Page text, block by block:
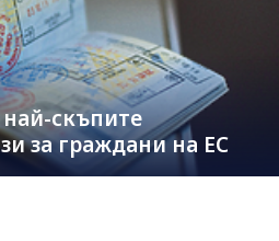
най-скъпите
за граждани на ЕС